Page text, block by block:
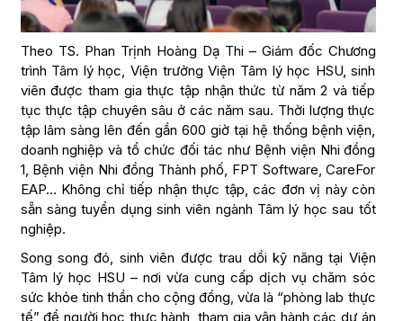
Theo TS. Phan Trịnh Hoàng Dạ Thi – Giám đốc Chương
trình Tâm lý học, Viện trưởng Viện Tâm lý học HSU, sinh
viên được tham gia thực tập nhận thức từ năm 2 và tiếp
tục thực tập chuyên sâu ở các năm sau. Thời lượng thực
tập lâm sàng lên đến gần 600 giờ tại hệ thống bệnh viện,
doanh nghiệp và tổ chức đối tác như Bệnh viện Nhi đồng
1, Bệnh viện Nhi đồng Thành phố, FPT Software, CareFor
EAP… Không chỉ tiếp nhận thực tập, các đơn vị này còn
sẵn sàng tuyển dụng sinh viên ngành Tâm lý học sau tốt
nghiệp.
Song song đó, sinh viên được trau dồi kỹ năng tại Viện
Tâm lý học HSU – nơi vừa cung cấp dịch vụ chăm sóc
sức khỏe tinh thần cho cộng đồng, vừa là “phòng lab thực
tế” để người học thực hành, tham gia vận hành các dự án